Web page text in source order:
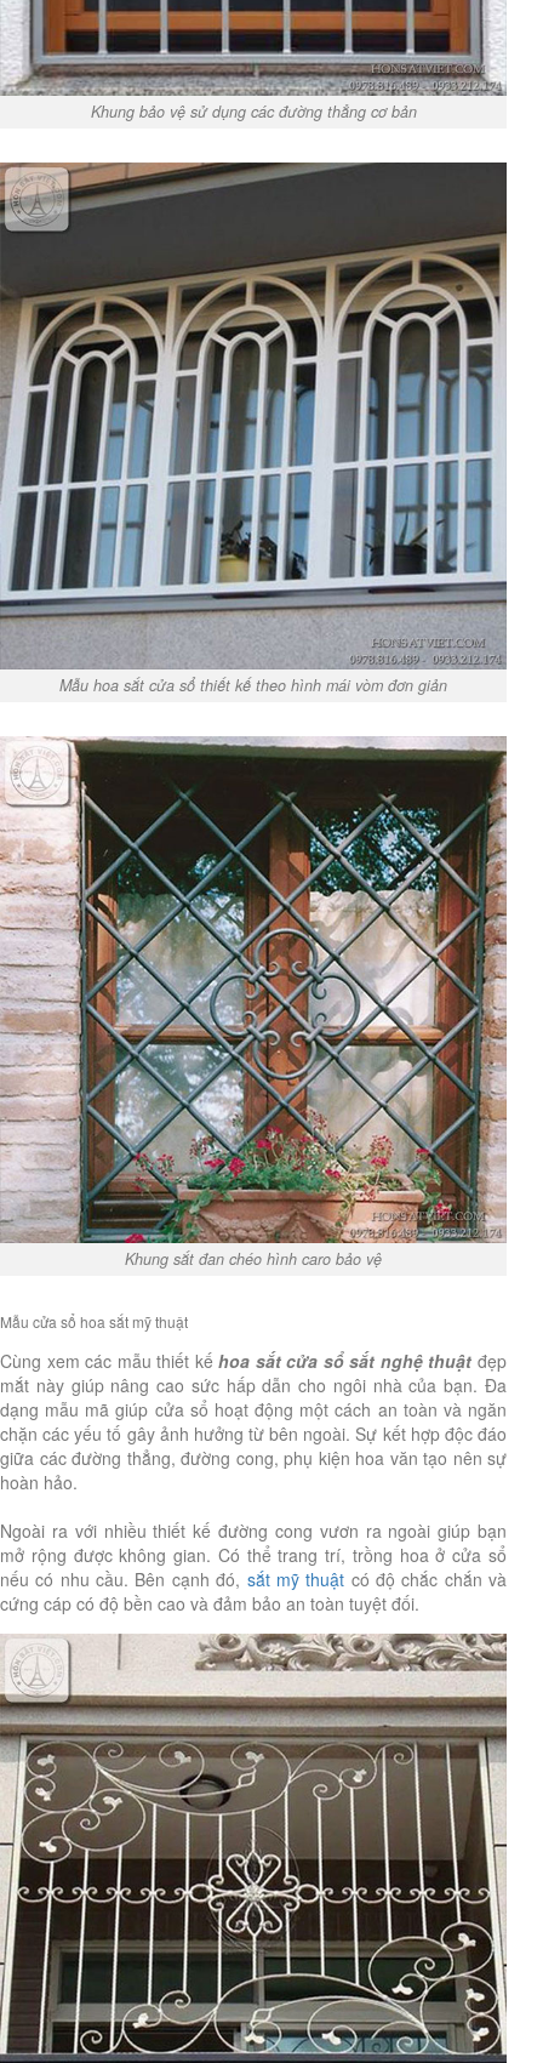
Khung bảo vệ sử dụng các đường thẳng cơ bản
Mẫu hoa sắt cửa sổ thiết kế theo hình mái vòm đơn giản
Khung sắt đan chéo hình caro bảo vệ
Mẫu cửa sổ hoa sắt mỹ thuật
Cùng xem các mẫu thiết kế hoa sắt cửa sổ sắt nghệ thuật đẹp
mắt này giúp nâng cao sức hấp dẫn cho ngôi nhà của bạn. Đa
dạng mẫu mã giúp cửa sổ hoạt động một cách an toàn và ngăn
chặn các yếu tố gây ảnh hưởng từ bên ngoài. Sự kết hợp độc đáo
giữa các đường thẳng, đường cong, phụ kiện hoa văn tạo nên sự
hoàn hảo.
Ngoài ra với nhiều thiết kế đường cong vươn ra ngoài giúp bạn
mở rộng được không gian. Có thể trang trí, trồng hoa ở cửa sổ
nếu có nhu cầu. Bên cạnh đó, sắt mỹ thuật có độ chắc chắn và
cứng cáp có độ bền cao và đảm bảo an toàn tuyệt đối.